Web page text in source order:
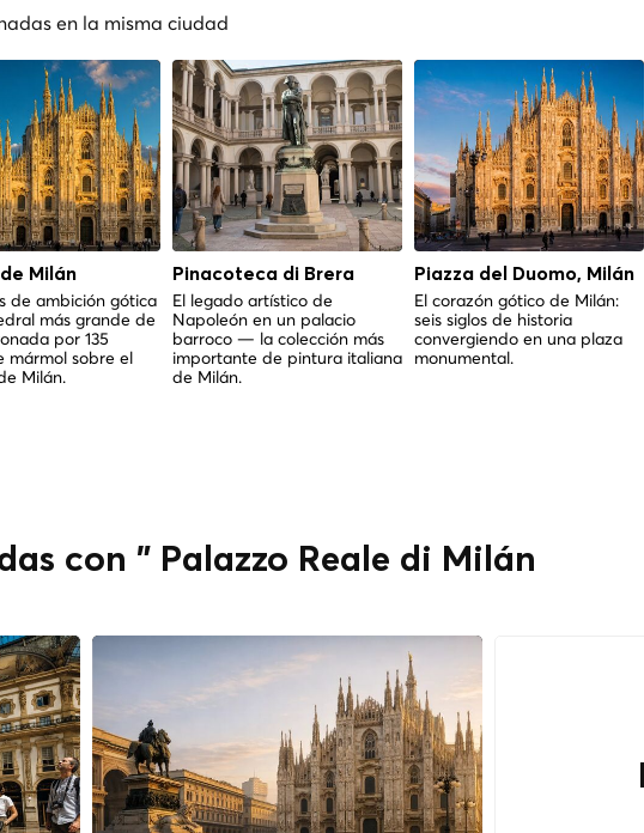
en la misma ciudad
Milán
de ambición gótica
más grande de
por 135
mármol sobre el
Milán.
Pinacoteca di Brera
El legado artístico de
Napoleón en un palacio
barroco — la colección más
importante de pintura italiana
de Milán.
Piazza del Duomo, Milán
El corazón gótico de Milán:
seis siglos de historia
convergiendo en una plaza
monumental.
con " Palazzo Reale di Milán